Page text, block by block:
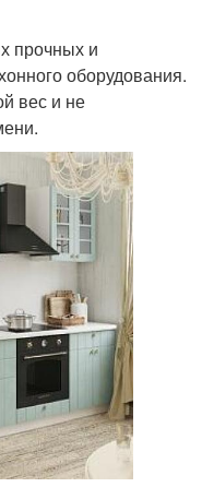
прочных и
оборудования.
вес и не